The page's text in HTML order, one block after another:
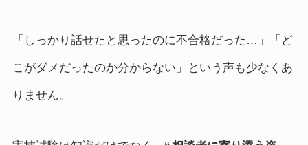
「しっかり話せたと思ったのに不合格だった…」「ど
こがダメだったのか分からない」という声も少なくあ
りません。